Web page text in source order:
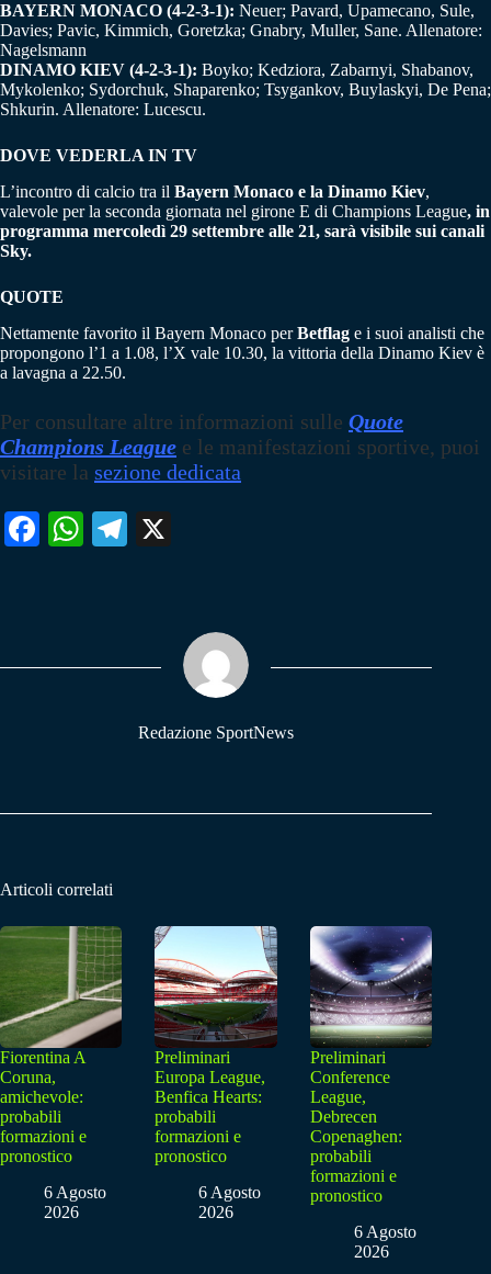
BAYERN MONACO (4-2-3-1): Neuer; Pavard, Upamecano, Sule,
Davies; Pavic, Kimmich, Goretzka; Gnabry, Muller, Sane. Allenatore:
Nagelsmann
DINAMO KIEV (4-2-3-1): Boyko; Kedziora, Zabarnyi, Shabanov,
Mykolenko; Sydorchuk, Shaparenko; Tsygankov, Buylaskyi, De Pena;
Shkurin. Allenatore: Lucescu.
DOVE VEDERLA IN TV
L’incontro di calcio tra il Bayern Monaco e la Dinamo Kiev,
valevole per la seconda giornata nel girone E di Champions League, in
programma mercoledì 29 settembre alle 21, sarà visibile sui canali
Sky.
QUOTE
Nettamente favorito il Bayern Monaco perBetflag e i suoi analisti che
propongono l’1 a 1.08, l’X vale 10.30, la vittoria della Dinamo Kiev è
a lavagna a 22.50.
Per consultare altre informazioni sulle Quote
Champions League e le manifestazioni sportive, puoi
visitare la sezione dedicata
Fa W
pp
Te
m
Redazione SportNews
Articoli correlati
Fiorentina A
Coruna,
amichevole:
probabili
formazioni e
pronostico
6 Agosto
2026
Preliminari
Europa League,
Benfica Hearts:
probabili
formazioni e
pronostico
6 Agosto
2026
Preliminari
Conference
League,
Debrecen
Copenaghen:
probabili
formazioni e
pronostico
6 Agosto
2026